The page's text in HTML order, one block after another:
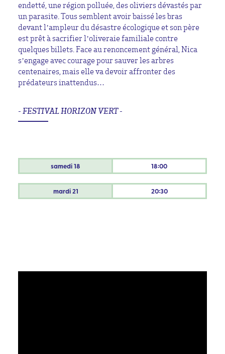
endetté, une région polluée, des oliviers dévastés par
un parasite. Tous semblent avoir baissé les bras
devant l’ampleur du désastre écologique et son père
est prêt à sacrifier l’oliveraie familiale contre
quelques billets. Face au renoncement général, Nica
s’engage avec courage pour sauver les arbres
centenaires, mais elle va devoir affronter des
prédateurs inattendus…
- FESTIVAL HORIZON VERT -
samedi18 18:00
mardi21 20:30